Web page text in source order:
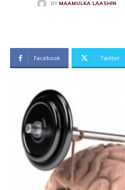
BY MAAMULKA LAASHIN
Facebook Twitter